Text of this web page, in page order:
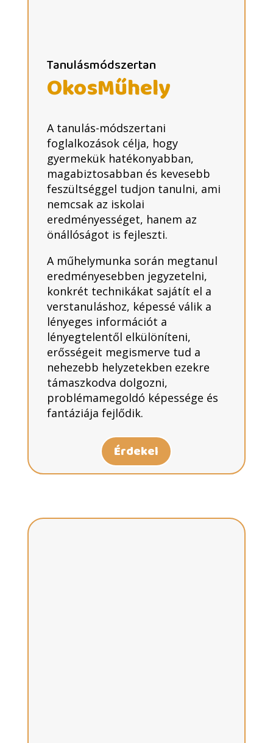
Tanulásmódszertan
OkosMűhely
A tanulás-módszertani
foglalkozások célja, hogy
gyermekük hatékonyabban,
magabiztosabban és kevesebb
feszültséggel tudjon tanulni, ami
nemcsak az iskolai
eredményességet, hanem az
önállóságot is fejleszti.
A műhelymunka során megtanul
eredményesebben jegyzetelni,
konkrét technikákat sajátít el a
verstanuláshoz, képessé válik a
lényeges információt a
lényegtelentől elkülöníteni,
erősségeit megismerve tud a
nehezebb helyzetekben ezekre
támaszkodva dolgozni,
problémamegoldó képessége és
fantáziája fejlődik.
Érdekel